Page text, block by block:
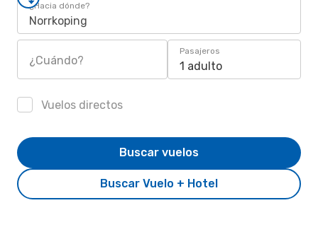
¿Hacia dónde?
Norrkoping
¿Cuándo?
Pasajeros
1 adulto
Vuelos directos
Buscar Vuelo + Hotel
Buscar vuelos